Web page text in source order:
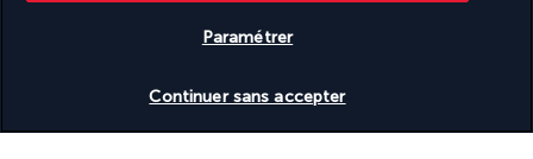
Paramétrer
Continuer sans accepter